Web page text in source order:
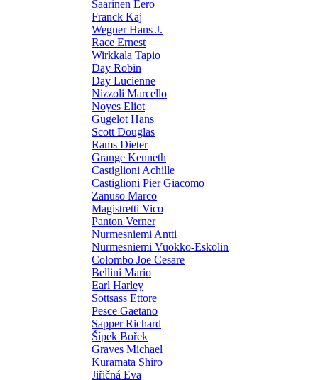
Saarinen Eero
Franck Kaj
Wegner Hans J.
Race Ernest
Wirkkala Tapio
Day Robin
Day Lucienne
Nizzoli Marcello
Noyes Eliot
Gugelot Hans
Scott Douglas
Rams Dieter
Grange Kenneth
Castiglioni Achille
Castiglioni Pier Giacomo
Zanuso Marco
Magistretti Vico
Panton Verner
Nurmesniemi Antti
Nurmesniemi Vuokko-Eskolin
Colombo Joe Cesare
Bellini Mario
Earl Harley
Sottsass Ettore
Pesce Gaetano
Sapper Richard
Šípek Bořek
Graves Michael
Kuramata Shiro
Jiřičná Eva